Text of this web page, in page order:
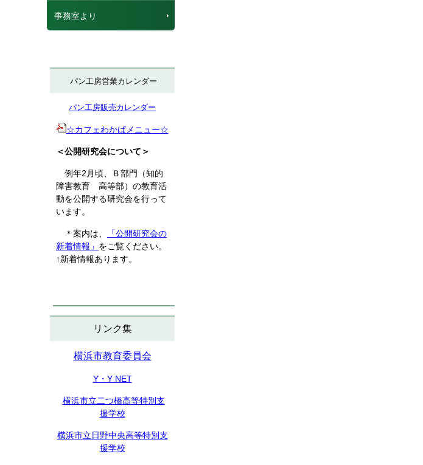
事務室より
パン工房営業カレンダー
パン工房販売カレンダー
☆カフェわかばメニュー☆
＜公開研究会について＞
例年2月頃、Ｂ部門（知的
障害教育 高等部）の教育活
動を公開する研究会を行って
います。
＊案内は、
「公開研究会の
新着情報」 をご覧ください。
↑新着情報あります。
リンク集
横浜市教育委員会
Y・Y NET
横浜市立二つ橋高等特別支
援学校
横浜市立日野中央高等特別支
援学校